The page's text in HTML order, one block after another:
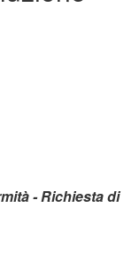
- Richiesta di